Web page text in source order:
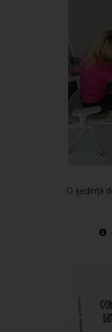
O ședință